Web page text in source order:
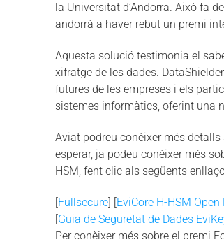
la Universitat d’Andorra. Això fa
andorrà a haver rebut un premi
Aquesta solució testimonia el
xifratge de les dades.
futures de les empreses i els
sistemes informàtics, oferint una
Aviat podreu conèixer més
esperar, ja podeu conèixer més
HSM, fent clic als següents
[Fullsecure] [EviCore H-HSM Open
[Guia de Seguretat de Dades
Per conèixer més sobre el premi